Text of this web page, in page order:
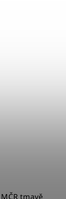
tmavě